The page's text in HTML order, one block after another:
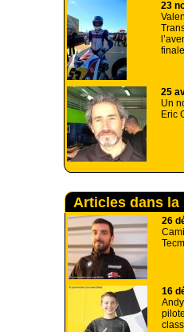
23
25
Un
Eric
Articles dans la
26
16